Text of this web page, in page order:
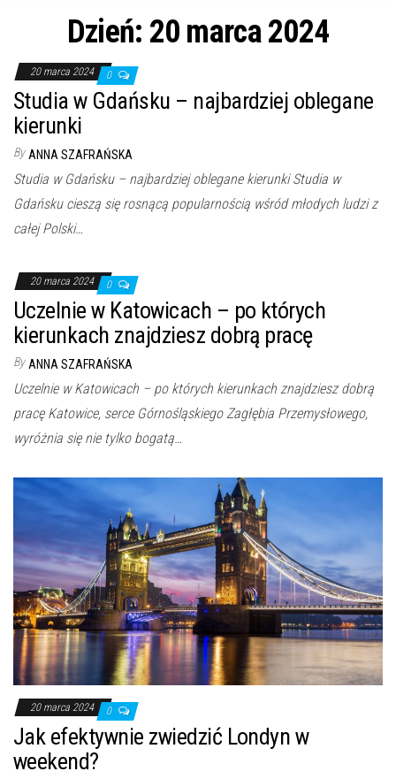
Dzień: 20 marca 2024
20 marca 2024 0
Studia w Gdańsku – najbardziej oblegane
kierunki
By ANNA SZAFRAŃSKA
Studia w Gdańsku – najbardziej oblegane kierunki Studia w
Gdańsku cieszą się rosnącą popularnością wśród młodych ludzi z
całej Polski…
20 marca 2024 0
Uczelnie w Katowicach – po których
kierunkach znajdziesz dobrą pracę
By ANNA SZAFRAŃSKA
Uczelnie w Katowicach – po których kierunkach znajdziesz dobrą
pracę Katowice, serce Górnośląskiego Zagłębia Przemysłowego,
wyróżnia się nie tylko bogatą…
20 marca 2024 0
Jak efektywnie zwiedzić Londyn w
weekend?